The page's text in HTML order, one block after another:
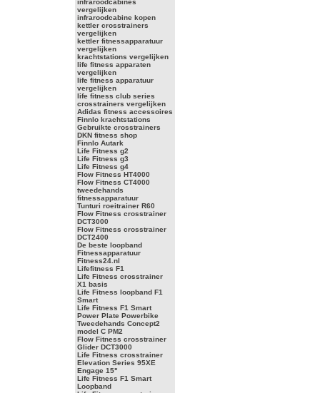
infraroodcabines
vergelijken
infraroodcabine kopen
kettler crosstrainers
vergelijken
kettler fitnessapparatuur
vergelijken
krachtstations vergelijken
life fitness apparaten
vergelijken
life fitness apparatuur
vergelijken
life fitness club series
crosstrainers vergelijken
Adidas fitness accessoires
Finnlo krachtstations
Gebruikte crosstrainers
DKN fitness shop
Finnlo Autark
Life Fitness g2
Life Fitness g3
Life Fitness g4
Flow Fitness HT4000
Flow Fitness CT4000
tweedehands
fitnessapparatuur
Tunturi roeitrainer R60
Flow Fitness crosstrainer
DCT3000
Flow Fitness crosstrainer
DCT2400
De beste loopband
Fitnessapparatuur
Fitness24.nl
Lifefitness F1
Life Fitness crosstrainer
X1 basis
Life Fitness loopband F1
Smart
Life Fitness F1 Smart
Power Plate Powerbike
Tweedehands Concept2
model C PM2
Flow Fitness crosstrainer
Glider DCT3000
Life Fitness crosstrainer
Elevation Series 95XE
Engage 15"
Life Fitness F1 Smart
Loopband